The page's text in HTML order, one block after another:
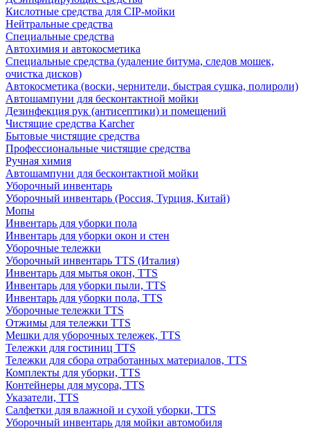
Кислотные средства для CIP-мойки
Нейтральные средства
Специальные средства
Автохимия и автокосметика
Специальные средства (удаление битума, следов мошек,
очистка дисков)
Автокосметика (воски, чернители, быстрая сушка, полироли)
Автошампуни для бесконтактной мойки
Дезинфекция рук (антисептики) и помещений
Чистящие средства Karcher
Бытовые чистящие средства
Профессиональные чистящие средства
Ручная химия
Автошампуни для бесконтактной мойки
Уборочный инвентарь
Уборочный инвентарь (Россия, Турция, Китай)
Мопы
Инвентарь для уборки пола
Инвентарь для уборки окон и стен
Уборочные тележки
Уборочный инвентарь TTS (Италия)
Инвентарь для мытья окон, TTS
Инвентарь для уборки пыли, TTS
Инвентарь для уборки пола, TTS
Уборочные тележки TTS
Отжимы для тележки TTS
Мешки для уборочных тележек, TTS
Тележки для гостиниц TTS
Тележки для сбора отработанных материалов, TTS
Комплекты для уборки, TTS
Контейнеры для мусора, TTS
Указатели, TTS
Салфетки для влажной и сухой уборки, TTS
Уборочный инвентарь для мойки автомобиля